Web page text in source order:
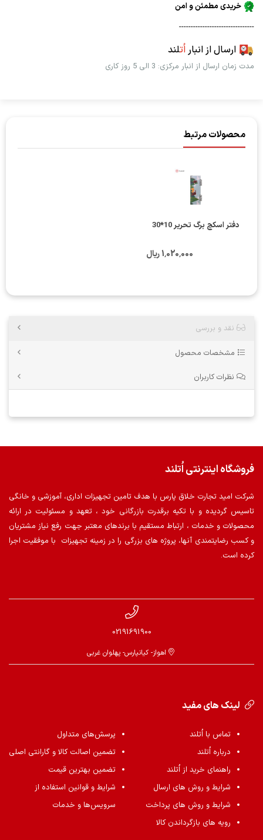
خریدی مطمئن و امن
--------------------------------
ارسال از انباراُتلند
مدت زمان ارسال از انبار مرکزی: 3 الی 5 روز کاری
محصولات مرتبط
دفتر اسکچ برگ تحریر 10*30
1٬020٬000 ریال
نقد و بررسی
مشخصات محصول
نظرات کاربران
فروشگاه اینترنتی اُتلند
شرکت امید تجارت خلاق پارس با هدف تامین تجهیزات اداری، آموزشی و خانگی
تاسیس گردیده و با تکیه برقدرت بازرگانی خود ، تعهد و مسئولیت در ارائه
محصولات و خدمات ، ارتباط مستقیم با برندهای معتبر جهت رفع نیاز مشتریان
و کسب رضایتمندی آنها، پروژه های بزرگی را در زمینه تجهیزات با موفقیت اجرا
کرده است.
02191691900
اهواز- کیانپارس- پهلوان غربی
لینک های مفید
تماس با اُتلند
درباره اُتلند
راهنمای خرید از اُتلند
شرایط و روش های ارسال
شرایط و روش های پرداخت
رویه های بازگرداندن کالا
پرسش‌های متداول
تضمین اصالت کالا و گارانتی اصلی
تضمین بهترین قیمت
شرایط و قوانین استفاده از
سرویس‌ها و خدمات